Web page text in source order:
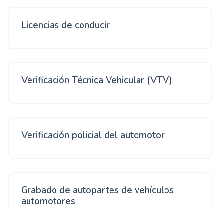
Licencias de conducir
Verificación Técnica Vehicular (VTV)
Verificación policial del automotor
Grabado de autopartes de vehículos
automotores